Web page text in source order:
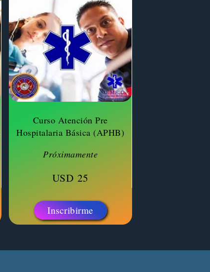
Curso Atención Pre
Hospitalaria Básica (APHB)
Próximamente
USD 25
Inscribirme